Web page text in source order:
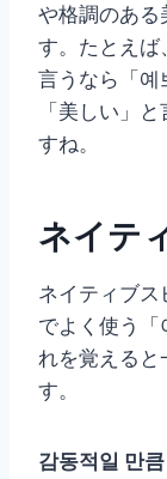
や格調のある
す。たとえば
言うなら「예
「美しい」
すね。
ネイテ
ネイティブ
でよく使う「
れを覚えると
す。
감동적일 만